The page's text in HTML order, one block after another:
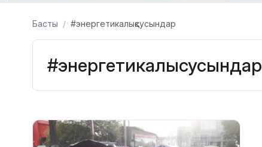
Басты #энергетикалықсусындар
#энергетикалықсусындар